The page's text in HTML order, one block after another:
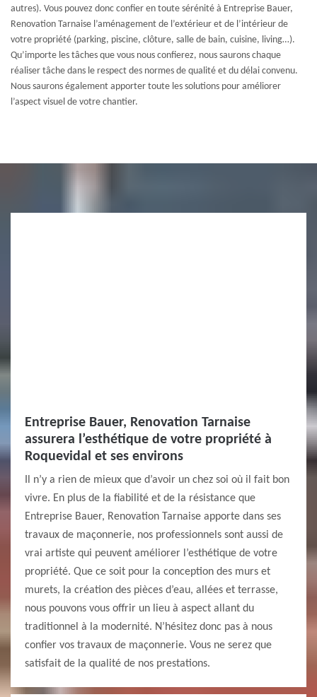
autres). Vous pouvez donc confier en toute sérénité à Entreprise Bauer,
Renovation Tarnaise l’aménagement de l’extérieur et de l’intérieur de
votre propriété (parking, piscine, clôture, salle de bain, cuisine, living…).
Qu’importe les tâches que vous nous confierez, nous saurons chaque
réaliser tâche dans le respect des normes de qualité et du délai convenu.
Nous saurons également apporter toute les solutions pour améliorer
l’aspect visuel de votre chantier.
Entreprise Bauer, Renovation Tarnaise
assurera l’esthétique de votre propriété à
Roquevidal et ses environs
Il n’y a rien de mieux que d’avoir un chez soi où il fait bon
vivre. En plus de la fiabilité et de la résistance que
Entreprise Bauer, Renovation Tarnaise apporte dans ses
travaux de maçonnerie, nos professionnels sont aussi de
vrai artiste qui peuvent améliorer l’esthétique de votre
propriété. Que ce soit pour la conception des murs et
murets, la création des pièces d’eau, allées et terrasse,
nous pouvons vous offrir un lieu à aspect allant du
traditionnel à la modernité. N’hésitez donc pas à nous
confier vos travaux de maçonnerie. Vous ne serez que
satisfait de la qualité de nos prestations.